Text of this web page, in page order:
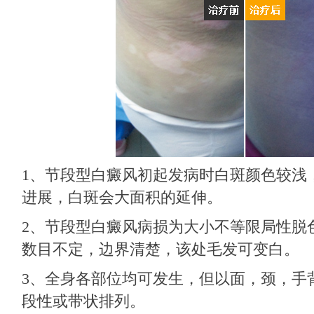
1、节段型白癜风初起发病时白斑颜色较
进展，白斑会大面积的延伸。
2、节段型白癜风病损为大小不等限局性
数目不定，边界清楚，该处毛发可变白。
3、全身各部位均可发生，但以面，颈，
段性或带状排列。